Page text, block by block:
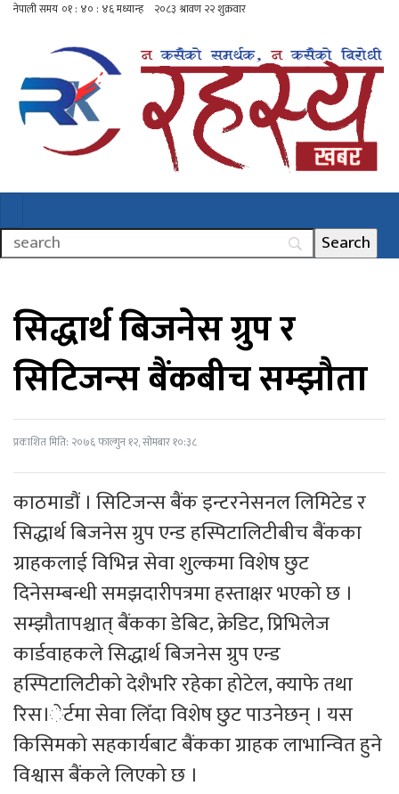
सिद्धार्थ बिजनेस ग्रुप र
सिटिजन्स बैंकबीच सम्झौता
प्रकाशित मिति: २०७६ फाल्गुन १२, सोमबार १०:३८
काठमाडौं । सिटिजन्स बैंक इन्टरनेसनल लिमिटेड र
सिद्धार्थ बिजनेस ग्रुप एन्ड हस्पिटालिटीबीच बैंकका
ग्राहकलाई विभिन्न सेवा शुल्कमा विशेष छुट
दिनेसम्बन्धी समझदारीपत्रमा हस्ताक्षर भएको छ ।
सम्झौतापश्चात् बैंकका डेबिट, क्रेडिट, प्रिभिलेज
कार्डवाहकले सिद्धार्थ बिजनेस ग्रुप एन्ड
हस्पिटालिटीको देशैभरि रहेका होटेल, क्याफे तथा
रिस।ेर्टमा सेवा लिँदा विशेष छुट पाउनेछन् । यस
किसिमको सहकार्यबाट बैंकका ग्राहक लाभान्वित हुने
विश्वास बैंकले लिएको छ ।